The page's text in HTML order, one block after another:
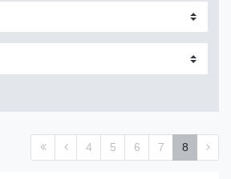
4 5 6 7 8